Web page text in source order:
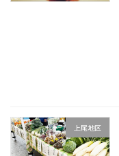
上尾地区